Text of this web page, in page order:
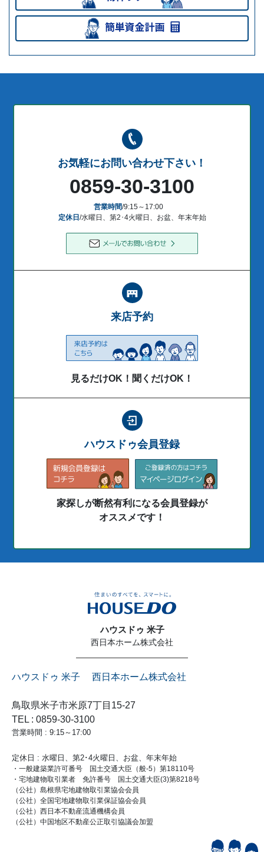
お気軽にお問い合わせ下さい！
0859-30-3100
営業時間/9:15～17:00
定休日 /水曜日、第2･4火曜日、お盆、年末年始
来店予約
見るだけOK！聞くだけOK！
ハウスドゥ会員登録
家探しが断然有利になる会員登録が
オススメです！
ハウスドゥ 米子
西日本ホーム株式会社
ハウスドゥ 米子 西日本ホーム株式会社
鳥取県米子市米原7丁目15-27
TEL : 0859-30-3100
営業時間 : 9:15～17:00
定休日 : 水曜日、第2･4火曜日、お盆、年末年始
・一般建築業許可番号 国土交通大臣（般-5）第18110号
・宅地建物取引業者 免許番号 国土交通大臣(3)第8218号
（公社）島根県宅地建物取引業協会会員
（公社）全国宅地建物取引業保証協会会員
（公社）西日本不動産流通機構会員
（公社）中国地区不動産公正取引協議会加盟